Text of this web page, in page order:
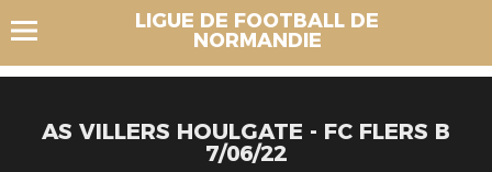
LIGUE DE FOOTBALL DE
NORMANDIE
AS VILLERS HOULGATE - FC FLERS B
7/06/22